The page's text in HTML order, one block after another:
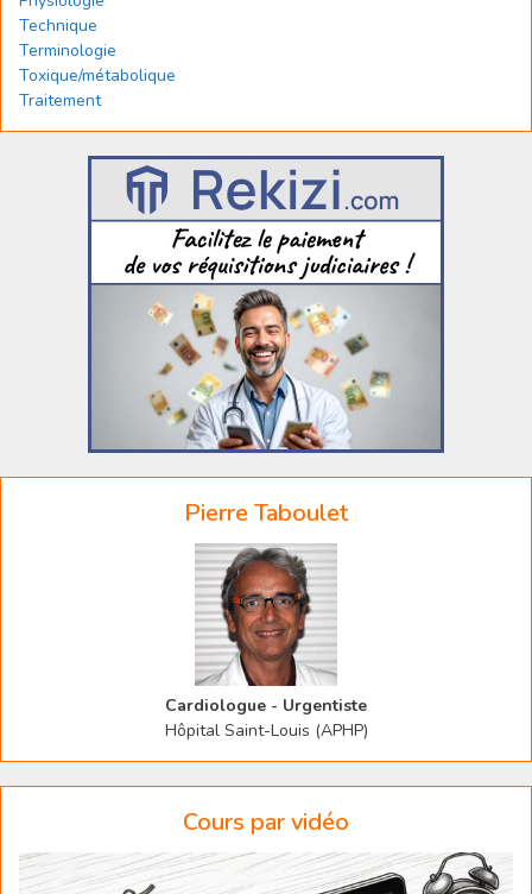
Technique
Terminologie
Toxique/métabolique
Traitement
Pierre Taboulet
Cardiologue - Urgentiste
Hôpital Saint-Louis (APHP)
Cours par vidéo